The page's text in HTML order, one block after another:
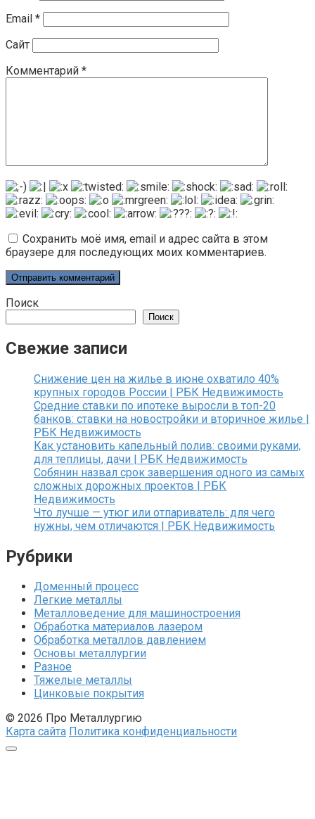
Email *
Сайт
Комментарий *
Сохранить моё имя, email и адрес сайта в этом
браузере для последующих моих комментариев.
Поиск
Поиск
Свежие записи
Снижение цен на жилье в июне охватило 40%
крупных городов России | РБК Недвижимость
Средние ставки по ипотеке выросли в топ-20
банков: ставки на новостройки и вторичное жилье |
РБК Недвижимость
Как установить капельный полив: своими руками,
для теплицы, дачи | РБК Недвижимость
Собянин назвал срок завершения одного из самых
сложных дорожных проектов | РБК
Недвижимость
Что лучше — утюг или отпариватель: для чего
нужны, чем отличаются | РБК Недвижимость
Рубрики
Доменный процесс
Легкие металлы
Металловедение для машиностроения
Обработка материалов лазером
Обработка металлов давлением
Основы металлургии
Разное
Тяжелые металлы
Цинковые покрытия
© 2026 Про Металлургию
Карта сайта Политика конфиденциальности